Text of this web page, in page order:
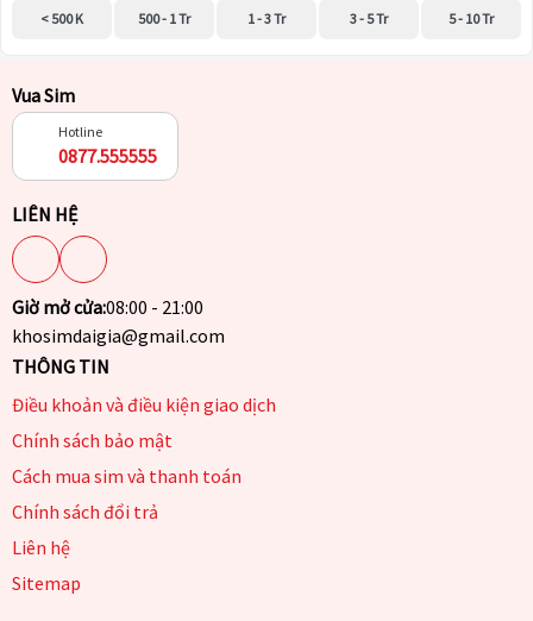
< 500 K 500 - 1 Tr 1 - 3 Tr 3 - 5 Tr 5 - 10 Tr
Vua Sim
Hotline
0877.555555
LIÊN HỆ
Giờ mở cửa:08:00 - 21:00
khosimdaigia@gmail.com
THÔNG TIN
Điều khoản và điều kiện giao dịch
Chính sách bảo mật
Cách mua sim và thanh toán
Chính sách đổi trả
Liên hệ
Sitemap